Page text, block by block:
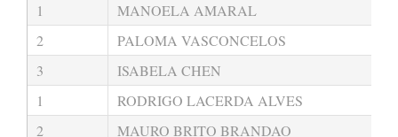
1
MANOELA AMARAL
2
PALOMA VASCONCELOS
3
ISABELA CHEN
1
RODRIGO LACERDA ALVES
2
MAURO BRITO BRANDAO